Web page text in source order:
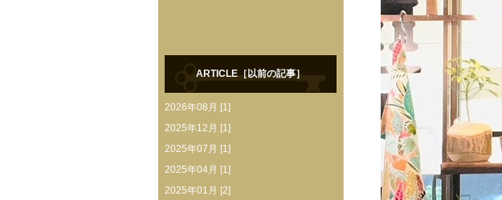
ARTICLE［以前の記事］
2026年08月 [1]
2025年12月 [1]
2025年07月 [1]
2025年04月 [1]
2025年01月 [2]